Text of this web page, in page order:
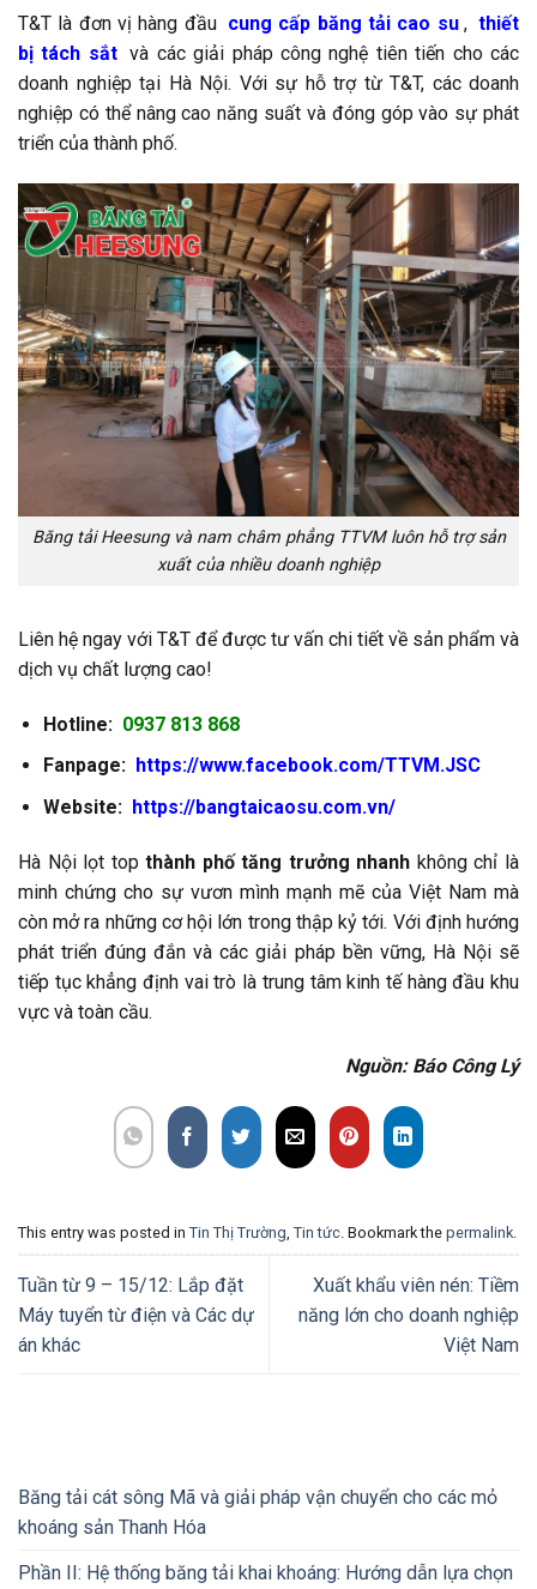
T&T là đơn vị hàng đầu cung cấp băng tải cao su , thiết
bị tách sắt và các giải pháp công nghệ tiên tiến cho các
doanh nghiệp tại Hà Nội. Với sự hỗ trợ từ T&T, các doanh
nghiệp có thể nâng cao năng suất và đóng góp vào sự phát
triển của thành phố.
Băng tải Heesung và nam châm phẳng TTVM luôn hỗ trợ sản
xuất của nhiều doanh nghiệp
Liên hệ ngay với T&T để được tư vấn chi tiết về sản phẩm và
dịch vụ chất lượng cao!
Hotline: 0937 813 868
Fanpage: https://www.facebook.com/TTVM.JSC
Website: https://bangtaicaosu.com.vn/
Hà Nội lọt top thành phố tăng trưởng nhanh không chỉ là
minh chứng cho sự vươn mình mạnh mẽ của Việt Nam mà
còn mở ra những cơ hội lớn trong thập kỷ tới. Với định hướng
phát triển đúng đắn và các giải pháp bền vững, Hà Nội sẽ
tiếp tục khẳng định vai trò là trung tâm kinh tế hàng đầu khu
vực và toàn cầu.
Nguồn: Báo Công Lý
This entry was posted in Tin Thị Trường Tin tức . Bookmark the permalink
Tuần từ 9 – 15/12: Lắp đặt
Máy tuyển từ điện và Các dự
án khác
Xuất khẩu viên nén: Tiềm
năng lớn cho doanh nghiệp
Việt Nam
Băng tải cát sông Mã và giải pháp vận chuyển cho các mỏ
khoáng sản Thanh Hóa
Phần II: Hệ thống băng tải khai khoáng: Hướng dẫn lựa chọn